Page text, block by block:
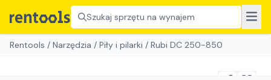
Szukaj sprzętu na wynajem
Rentools / Narzędzia / Piły i pilarki / Rubi DC 250-850